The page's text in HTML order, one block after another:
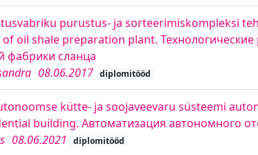
purustus- ja sorteerimiskompleksi
oil shale preparation plant.
фабрики сланца
08.06.2017 diplomitööd
kütte- ja soojaveevaru süsteemi
building. Автоматизация автономного
08.06.2021 diplomitööd